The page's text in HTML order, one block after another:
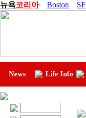
뉴욕코리아 Boston SF
News Life Info